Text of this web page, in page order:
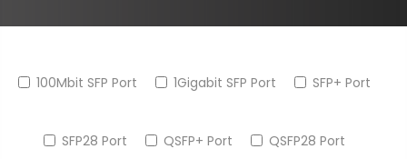
100Mbit SFP Port 1Gigabit SFP Port SFP+ Port
SFP28 Port QSFP+ Port QSFP28 Port